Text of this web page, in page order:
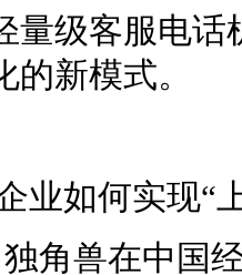
量级客服电
的新模式。
业如何实现“
独角兽在中国